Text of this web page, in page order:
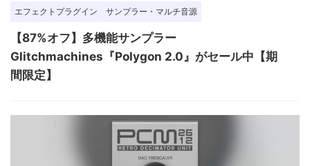
エフェクトプラグイン サンプラー・マルチ音源
【87%オフ】多機能サンプラー
Glitchmachines『Polygon 2.0』がセール中【期
間限定】